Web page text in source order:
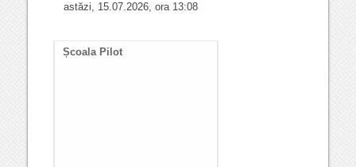
astăzi, 15.07.2026, ora 13:08
Școala Pilot